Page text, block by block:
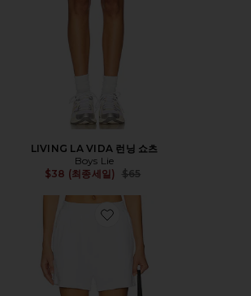
LIVING LA VIDA 런닝 쇼츠
Boys Lie
$38 (최종세일)
Previous price:
$65
Favorite 테리 반바지